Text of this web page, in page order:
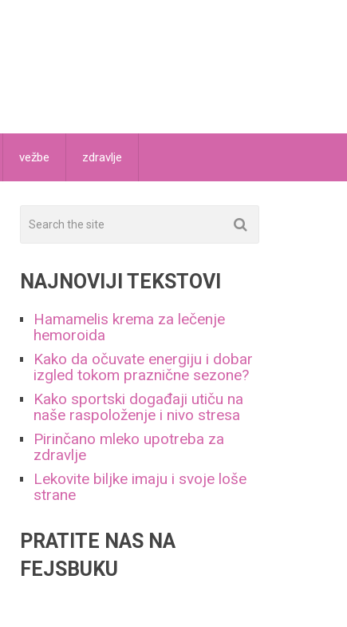
vežbe zdravlje
NAJNOVIJI TEKSTOVI
Hamamelis krema za lečenje
hemoroida
Kako da očuvate energiju i dobar
izgled tokom praznične sezone?
Kako sportski događaji utiču na
naše raspoloženje i nivo stresa
Pirinčano mleko upotreba za
zdravlje
Lekovite biljke imaju i svoje loše
strane
PRATITE NAS NA
FEJSBUKU